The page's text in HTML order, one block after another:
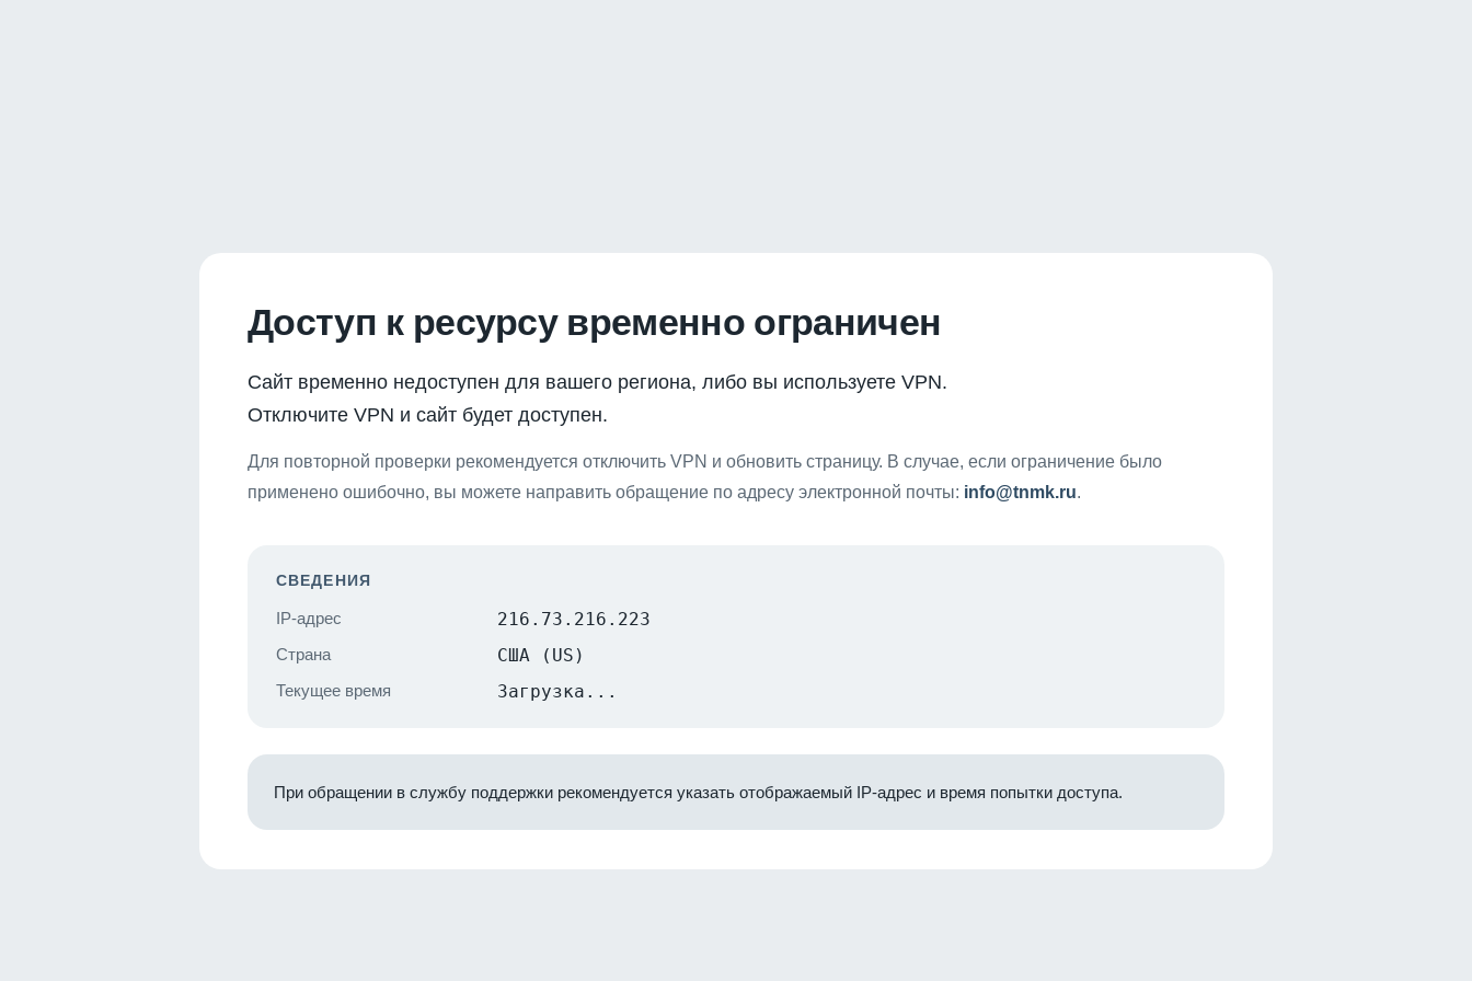
Доступ к ресурсу временно ограничен
Сайт временно недоступен для вашего региона, либо вы используете VPN.
Отключите VPN и сайт будет доступен.
Для повторной проверки рекомендуется отключить VPN и обновить страницу. В случае, если ограничение было
применено ошибочно, вы можете направить обращение по адресу электронной почты: info@tnmk.ru.
СВЕДЕНИЯ
IP-адрес 216.73.216.223
Страна США (US)
Текущее время Загрузка...
При обращении в службу поддержки рекомендуется указать отображаемый IP-адрес и время попытки доступа.